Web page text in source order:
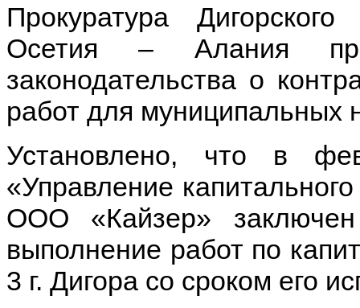
Прокуратура
Осетия – Алания
законодательства о
работ для муниципальных
Установлено, что в
«Управление
ООО «Кайзер» заключен
выполнение работ по
3 г. Дигора со сроком его